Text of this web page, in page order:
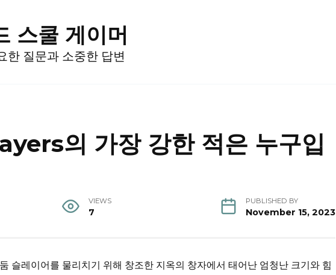
스쿨 게이머
한 질문과 소중한 답변
의 가장 강한 적은 누구입
VIEWS
7
PUBLISHED BY
November 15, 2023
슬레이어를 물리치기 위해 창조한 지옥의 창자에서 태어난 엄청난 크기와 힘